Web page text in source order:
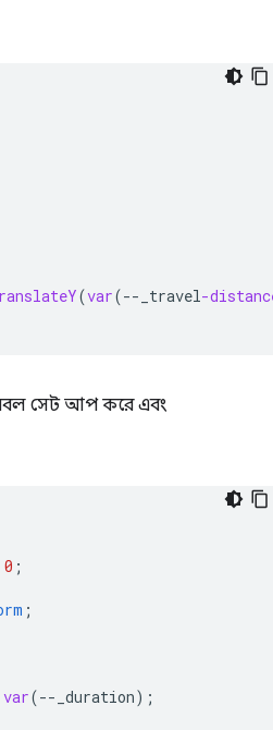
(var(-- _travel-
সেট আপ করে এবং
0 ;
;
var(-- _duration);